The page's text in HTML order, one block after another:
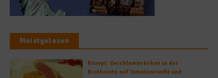
Meistgelesen
Rezept: Deichlammrücken in der
Brotkruste auf Tomatenconfit und